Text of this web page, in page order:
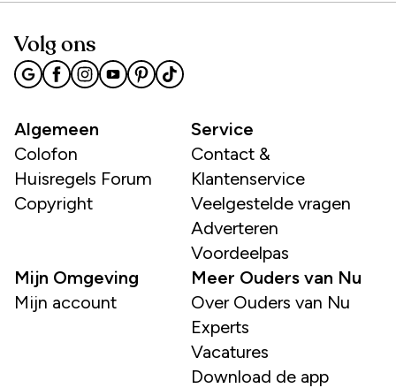
Volg ons
Algemeen
Colofon
Huisregels Forum
Copyright
Service
Contact &
Klantenservice
Veelgestelde vragen
Adverteren
Voordeelpas
Mijn Omgeving
Mijn account
Meer Ouders van Nu
Over Ouders van Nu
Experts
Vacatures
Download de app